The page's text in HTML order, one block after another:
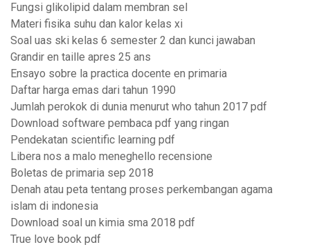
Fungsi glikolipid dalam membran sel
Materi fisika suhu dan kalor kelas xi
Soal uas ski kelas 6 semester 2 dan kunci jawaban
Grandir en taille apres 25 ans
Ensayo sobre la practica docente en primaria
Daftar harga emas dari tahun 1990
Jumlah perokok di dunia menurut who tahun 2017 pdf
Download software pembaca pdf yang ringan
Pendekatan scientific learning pdf
Libera nos a malo meneghello recensione
Boletas de primaria sep 2018
Denah atau peta tentang proses perkembangan agama
islam di indonesia
Download soal un kimia sma 2018 pdf
True love book pdf